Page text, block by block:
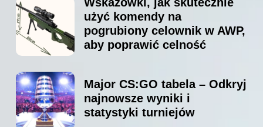
użyć komendy na
pogrubiony celownik w AWP,
aby poprawić celność
Major CS:GO tabela – Odkryj
najnowsze wyniki i
statystyki turniejów